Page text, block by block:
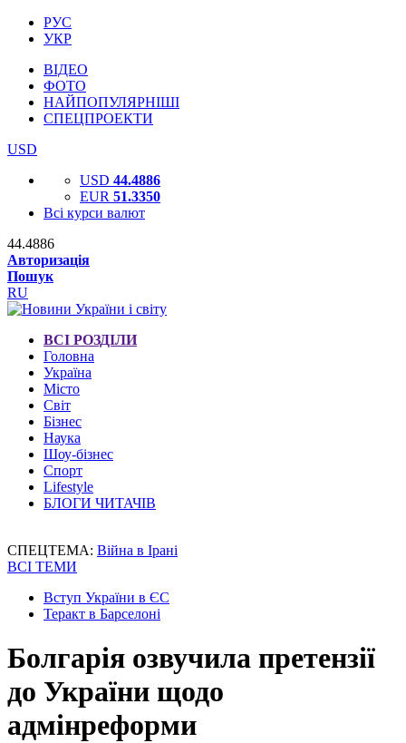
РУС
УКР
ВІДЕО
ФОТО
НАЙПОПУЛЯРНІШІ
СПЕЦПРОЕКТИ
USD
USD 44.4886
EUR 51.3350
Всі курси валют
44.4886
Авторизація
Пошук
RU
ВСІ РОЗДІЛИ
Головна
Україна
Місто
Світ
Бізнес
Наука
Шоу-бізнес
Спорт
Lifestyle
БЛОГИ ЧИТАЧІВ
СПЕЦТЕМА: Війна в Ірані
ВСІ ТЕМИ
Вступ України в ЄС
Теракт в Барселоні
Болгарія озвучила претензії
до України щодо
адмінреформи